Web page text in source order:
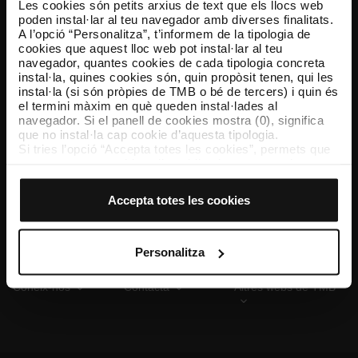
Les cookies són petits arxius de text que els llocs web
poden instal·lar al teu navegador amb diverses finalitats.
A l’opció “Personalitza”, t’informem de la tipologia de
cookies que aquest lloc web pot instal·lar al teu
navegador, quantes cookies de cada tipologia concreta
instal·la, quines cookies són, quin propòsit tenen, qui les
instal·la (si són pròpies de TMB o bé de tercers) i quin és
el termini màxim en què queden instal·lades al
navegador. Si el panell de cookies mostra (0), significa
que no instal·la cap cookie d’aquesta tipologia.
Si tries l’opció “Accepta totes les cookies”, permets que
El selector que es troba a la dreta de cada tipologia de
cookies d’aquella classe.
Un cop hagis marcat les teves preferències, has de fer
clic sobre “Selecciona i configura”. Així, s’instal·laran
només les cookies de la tipologia que hagis seleccionat
personalització, perquè permeten recordar les teves
opcions de navegació (com ara l’idioma) i milloren la teva
Accepta totes les cookies
Personalitza
TMB App
Descarrega’t TMB App i compra els teus bitllets
App Store Google Play
Coneix-nos Contacta Altres webs de TMB